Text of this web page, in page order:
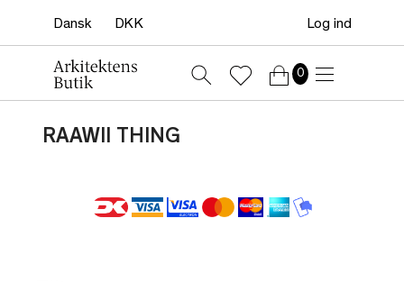
Log ind
0
RAAWII THING